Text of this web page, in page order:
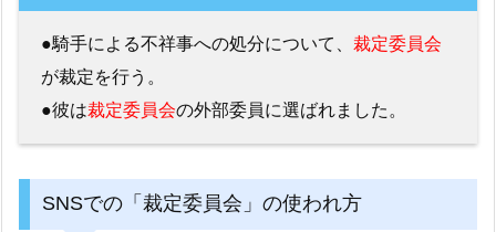
●騎手による不祥事への処分について、 裁定委員会
が裁定を行う。
●彼は裁定委員会の外部委員に選ばれました。
SNSでの「裁定委員会」の使われ方